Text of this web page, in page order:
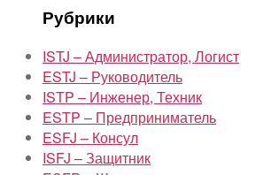
Рубрики
ISTJ – Администратор, Логист
ESTJ – Руководитель
ISTP – Инженер, Техник
ESTP – Предприниматель
ESFJ – Консул
ISFJ – Защитник